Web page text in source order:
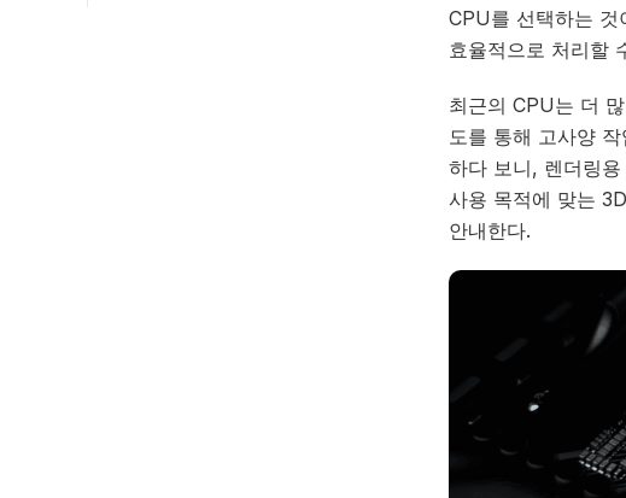
CPU를 선택하는 것
효율적으로 처리할
최근의 CPU는 더
도를 통해 고사양
하다 보니, 렌더링
사용 목적에 맞는
안내한다.